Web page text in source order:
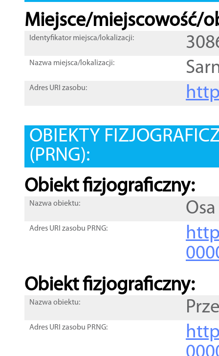
Miejsce/miejscowość/
Identyfikator miejsca/lokalizacji:
Nazwa miejsca/lokalizacji:
Adres URI zasobu:
OBIEKTY
(PRNG):
Obiekt fizjograficzny:
Nazwa obiektu: Osa
Adres URI zasobu PRNG:
Obiekt fizjograficzny:
Nazwa obiektu:
Adres URI zasobu PRNG: